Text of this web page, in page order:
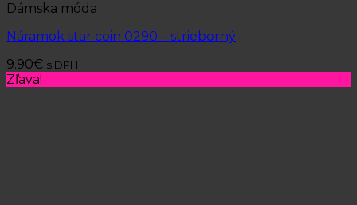
Dámska móda
Náramok star coin 0290 – strieborný
9.90€ s DPH
Zľava!